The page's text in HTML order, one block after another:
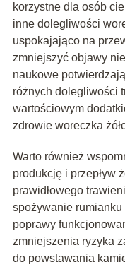
korzystne dla osób
inne dolegliwości
uspokajająco na
zmniejszyć objawy
naukowe
różnych dolegliwości
wartościowym
zdrowie woreczka
Warto również
produkcję i przepływ
prawidłowego
spożywanie
poprawy
zmniejszenia ryzyka
do powstawania